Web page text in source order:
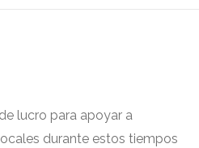
lucro para apoyar a
durante estos tiempos